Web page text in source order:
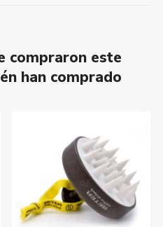
compraron este
han comprado